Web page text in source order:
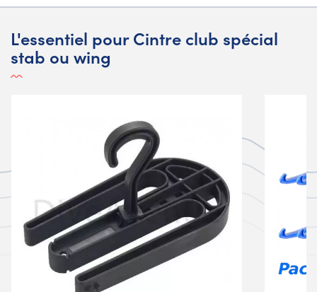
L'essentiel pour Cintre club spécial
stab ou wing